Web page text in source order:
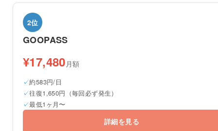
2位
GOOPASS
¥17,480 月額
約583円/日
往復1,650円（毎回必ず発生）
最低1ヶ月〜
詳細を見る